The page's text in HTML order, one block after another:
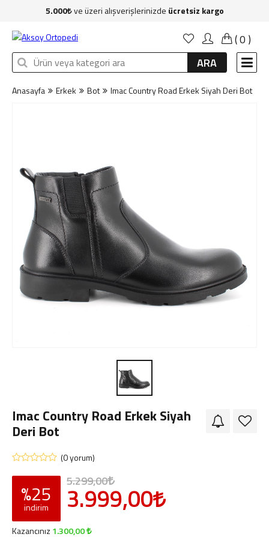
Kadın
Erkek
Çocuk
Sağlık & Bakım
Markalar
İndirim
Yeni Üyelik
Giriş Yap
Sipariş Takibi
5.000 ve üzeri alışverişlerinizde ücretsiz kargo
(0 )
ARA
Anasayfa Erkek Bot Imac Country Road Erkek Siyah Deri Bot
Imac Country Road Erkek Siyah
Deri Bot
(0 yorum)
%25
indirim
5.299,00
3.999,00
Kazancınız 1.300,00